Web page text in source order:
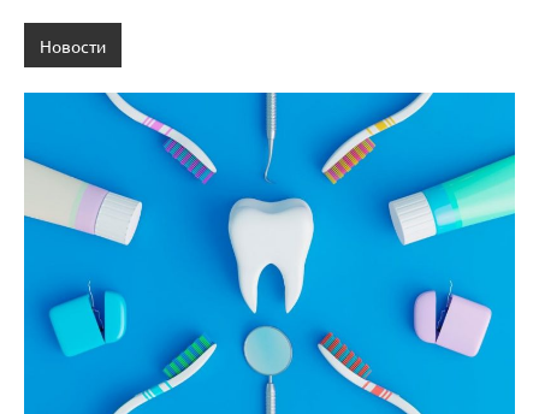
Новости